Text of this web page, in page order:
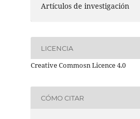
Artículos de investigación
LICENCIA
Creative Commosn Licence 4.0
CÓMO CITAR